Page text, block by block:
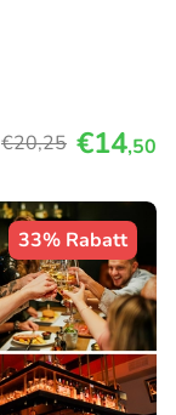
€20,25 €14,50
33% Rabatt